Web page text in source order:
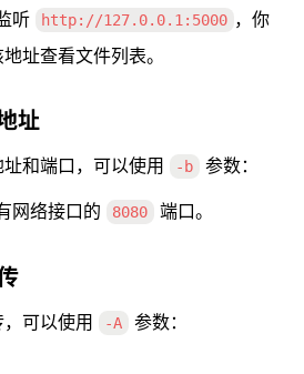
听
http://127.0.0.1:5000 ，你
址查看文件列表。
址
和端口，可以使用 -b 参数：
网络接口的 8080 端口。
可以使用 -A 参数：